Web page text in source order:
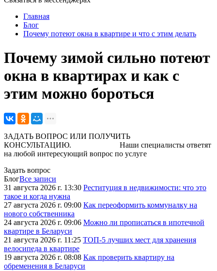
Главная
Блог
Почему потеют окна в квартире и что с этим делать
Почему зимой сильно потеют
окна в квартирах и как с
этим можно бороться
ЗАДАТЬ ВОПРОС ИЛИ ПОЛУЧИТЬ
КОНСУЛЬТАЦИЮ. Наши специалисты ответят
на любой интересующий вопрос по услуге
Задать вопрос
БлогВсе записи
31 августа 2026 г. 13:30 Реституция в недвижимости: что это
такое и когда нужна
27 августа 2026 г. 09:00 Как переоформить коммуналку на
нового собственника
24 августа 2026 г. 09:06 Можно ли прописаться в ипотечной
квартире в Беларуси
21 августа 2026 г. 11:25 ТОП-5 лучших мест для хранения
велосипеда в квартире
19 августа 2026 г. 08:08 Как проверить квартиру на
обременения в Беларуси